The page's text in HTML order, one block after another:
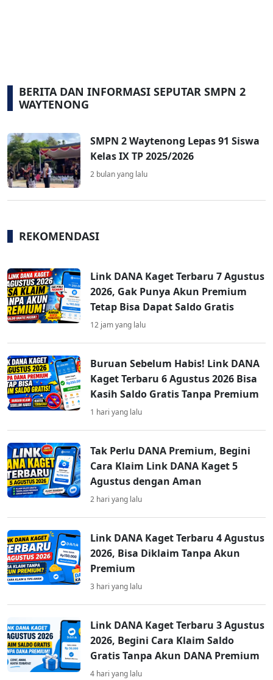
BERITA DAN INFORMASI SEPUTAR SMPN 2
WAYTENONG
SMPN 2 Waytenong Lepas 91 Siswa
Kelas IX TP 2025/2026
2 bulan yang lalu
REKOMENDASI
Link DANA Kaget Terbaru 7 Agustus
2026, Gak Punya Akun Premium
Tetap Bisa Dapat Saldo Gratis
12 jam yang lalu
Buruan Sebelum Habis! Link DANA
Kaget Terbaru 6 Agustus 2026 Bisa
Kasih Saldo Gratis Tanpa Premium
1 hari yang lalu
Tak Perlu DANA Premium, Begini
Cara Klaim Link DANA Kaget 5
Agustus dengan Aman
2 hari yang lalu
Link DANA Kaget Terbaru 4 Agustus
2026, Bisa Diklaim Tanpa Akun
Premium
3 hari yang lalu
Link DANA Kaget Terbaru 3 Agustus
2026, Begini Cara Klaim Saldo
Gratis Tanpa Akun DANA Premium
4 hari yang lalu